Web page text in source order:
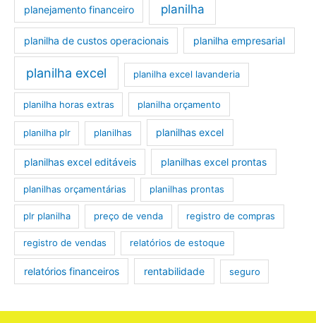
planejamento financeiro planilha
planilha de custos operacionais planilha empresarial
planilha excel planilha excel lavanderia
planilha horas extras planilha orçamento
planilha plr planilhas planilhas excel
planilhas excel editáveis planilhas excel prontas
planilhas orçamentárias planilhas prontas
plr planilha preço de venda registro de compras
registro de vendas relatórios de estoque
relatórios financeiros rentabilidade seguro